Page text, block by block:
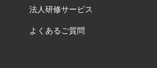
法人研修サービス
よくあるご質問